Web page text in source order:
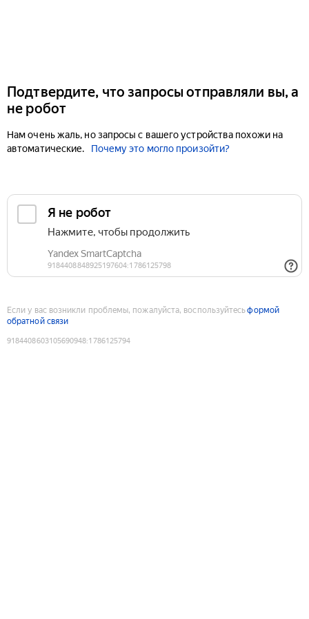
Подтвердите, что запросы отправляли вы, а
не робот
Нам очень жаль, но запросы с вашего устройства похожи на
автоматические.
Почему это могло произойти?
Если у вас возникли проблемы, пожалуйста, воспользуйтесьформой
обратной связи
9184408603105690948:1786125794